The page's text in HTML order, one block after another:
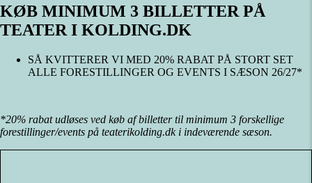
KØB MINIMUM 3 BILLETTER PÅ
TEATER I KOLDING.DK
SÅ KVITTERER VI MED 20% RABAT PÅ STORT SET
ALLE FORESTILLINGER OG EVENTS I SÆSON 26/27*
*20% rabat udløses ved køb af billetter til minimum 3 forskellige
forestillinger/events på teaterikolding.dk i indeværende sæson.